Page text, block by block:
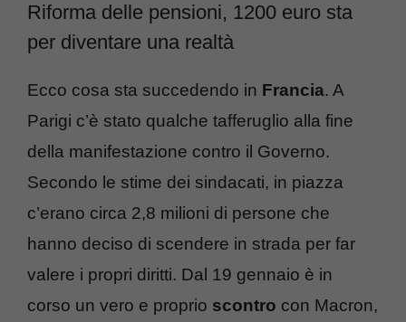
Riforma delle pensioni, 1200 euro sta
per diventare una realtà
Ecco cosa sta succedendo in Francia. A
Parigi c’è stato qualche tafferuglio alla fine
della manifestazione contro il Governo.
Secondo le stime dei sindacati, in piazza
c’erano circa 2,8 milioni di persone che
hanno deciso di scendere in strada per far
valere i propri diritti. Dal 19 gennaio è in
corso un vero e proprio scontro con Macron,